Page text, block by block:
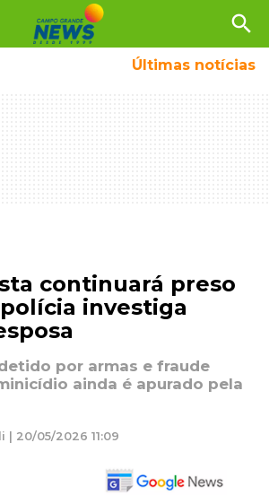
search
Últimas notícias
continuará preso
investiga
por armas e fraude
ainda é apurado pela
| 20/05/2026 11:09